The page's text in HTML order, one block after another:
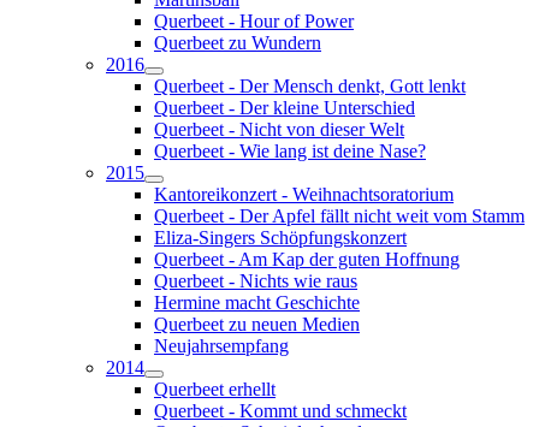
Querbeet - Hour of Power
Querbeet zu Wundern
2016
Querbeet - Der Mensch denkt, Gott lenkt
Querbeet - Der kleine Unterschied
Querbeet - Nicht von dieser Welt
Querbeet - Wie lang ist deine Nase?
2015
Kantoreikonzert - Weihnachtsoratorium
Querbeet - Der Apfel fällt nicht weit vom Stamm
Eliza-Singers Schöpfungskonzert
Querbeet - Am Kap der guten Hoffnung
Querbeet - Nichts wie raus
Hermine macht Geschichte
Querbeet zu neuen Medien
Neujahrsempfang
2014
Querbeet erhellt
Querbeet - Kommt und schmeckt